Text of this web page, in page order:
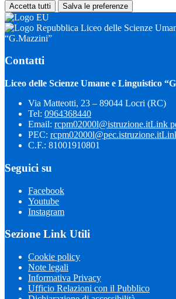
Accetta tutti Salva le preferenze
Liceo delle Scienze
“G.Mazzini”
Contatti
Liceo delle Scienze Umane e Linguistico
Via Matteotti, 23 – 89044 Locri (RC)
Tel: 0964368440
Email: rcpm02000l@istruzione.itLink
PEC: rcpm02000l@pec.istruzione.it
C.F.: 81001910801
Seguici su
Facebook
Youtube
Instagram
Sezione Link Utili
Cookie policy
Note legali
Informativa Privacy
Ufficio Relazioni con il Pubblico